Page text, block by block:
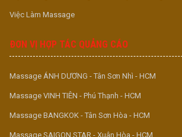
Việc Làm Massage
ĐƠN VỊ HỢP TÁC QUẢNG CÁO
Massage ÁNH DƯƠNG - Tân Sơn Nhì - HCM
Massage VINH TIÊN - Phú Thạnh - HCM
Massage BANGKOK - Tân Sơn Hòa - HCM
Massage SAIGON STAR - Xuân Hòa - HCM